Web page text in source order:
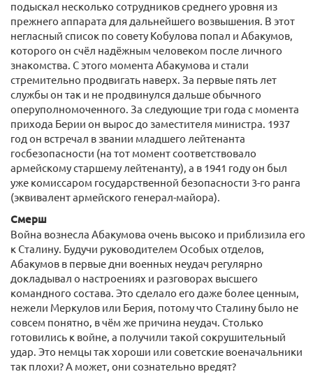
подыскал несколько сотрудников среднего уровня из
прежнего аппарата для дальнейшего возвышения. В этот
негласный список по совету Кобулова попал и Абакумов,
которого он счёл надёжным человеком после личного
знакомства. С этого момента Абакумова и стали
стремительно продвигать наверх. За первые пять лет
службы он так и не продвинулся дальше обычного
оперуполномоченного. За следующие три года с момента
прихода Берии он вырос до заместителя министра. 1937
год он встречал в звании младшего лейтенанта
госбезопасности (на тот момент соответствовало
армейскому старшему лейтенанту), а в 1941 году он был
уже комиссаром государственной безопасности 3-го ранга
(эквивалент армейского генерал-майора).
Смерш
Война вознесла Абакумова очень высоко и приблизила его
к Сталину. Будучи руководителем Особых отделов,
Абакумов в первые дни военных неудач регулярно
докладывал о настроениях и разговорах высшего
командного состава. Это сделало его даже более ценным,
нежели Меркулов или Берия, потому что Сталину было не
совсем понятно, в чём же причина неудач. Столько
готовились к войне, а получили такой сокрушительный
удар. Это немцы так хороши или советские военачальники
так плохи? А может, они сознательно вредят?